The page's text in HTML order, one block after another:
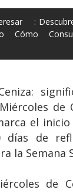
:
Cómo
de
el
días de
la Semana
de